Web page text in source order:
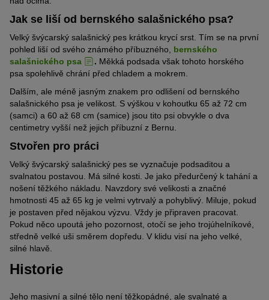
Jak se liší od bernského salašnického psa?
Velký švýcarský salašnický pes krátkou krycí srst. Tím se na první
pohled liší od svého známého příbuzného, bernského
salašnického psa
. Měkká podsada však tohoto horského
psa spolehlivě chrání před chladem a mokrem.
Dalším, ale méně jasným znakem pro odlišení od bernského
salašnického psa je velikost. S výškou v kohoutku 65 až 72 cm
(samci) a 60 až 68 cm (samice) jsou tito psi obvykle o dva
centimetry vyšší než jejich příbuzní z Bernu.
Stvořen pro práci
Velký švýcarský salašnický pes se vyznačuje podsaditou a
svalnatou postavou. Má silné kosti. Je jako předurčený k tahání a
nošení těžkého nákladu. Navzdory své velikosti a značné
hmotnosti 45 až 65 kg je velmi vytrvalý a pohyblivý. Miluje, pokud
je postaven před nějakou výzvu. Vždy je připraven pracovat.
Pokud něco upoutá jeho pozornost, otočí se jeho trojúhelníkové,
středně velké uši směrem dopředu. V klidu visí na jeho velké,
silné hlavě.
Historie
Jeho masivní a silné tělo není těžkopádné, ale svalnaté a